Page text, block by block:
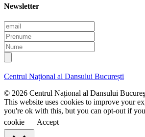
Newsletter
E
m
a
i
l
P
r
e
n
m
N
u
m
e
Centrul Național al Dansului București
© 2026 Centrul Național al Dansului
This website uses cookies to improve your
you're ok with this, but you can opt-out if
cookie
Accept